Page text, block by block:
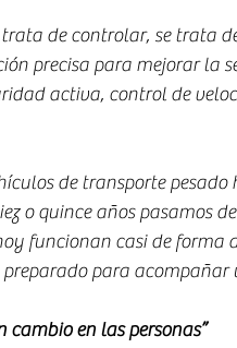
trata de controlar, se trata
precisa para mejorar la
activa, control de
de transporte
o quince años pasamos
funcionan casi de forma
para
cambio en las personas”